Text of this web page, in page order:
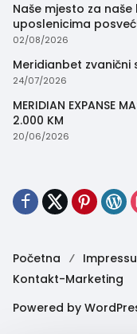
Naše mjesto za
uposlenicima
trenutak
02/08/2026
Meridianbet zvanični
24/07/2026
MERIDIAN EXPANSE
2.000 KM
20/06/2026
Početna
Kontakt-Marketing
Powered by